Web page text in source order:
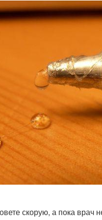
скорую, а пока врач